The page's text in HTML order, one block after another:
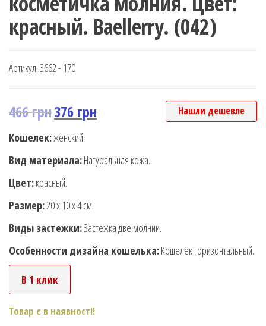
красный. Baellerry. (042)
Артикул:3662 - 170
466грн376 грн Нашли дешевле
Кошелек:женский.
Вид материала:Натуральная кожа.
Цвет:красный.
Размер:20 х 10 х 4 см.
Виды застежки:Застежка две молнии.
Особенности дизайна кошелька:Кошелек горизонтальный.
В 1 клик
Товар є в наявності!